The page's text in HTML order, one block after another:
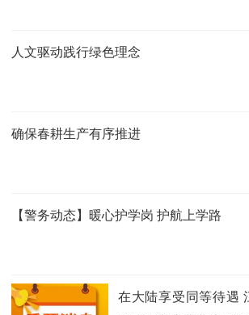
人文驱动践行绿色理念
确保春耕生产有序推进
【警务动态】暖心护学岗 护航上学路
在大陆享受同等待遇